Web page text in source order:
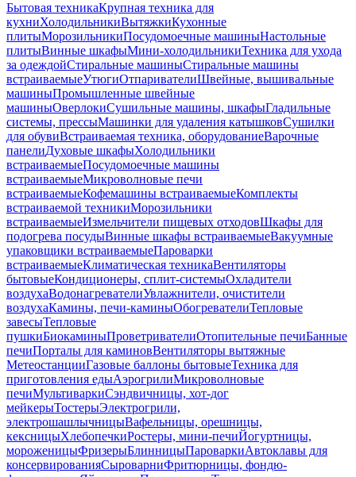
Бытовая техникаКрупная техника для
кухниХолодильникиВытяжкиКухонные
плитыМорозильникиПосудомоечные машиныНастольные
плитыВинные шкафыМини-холодильникиТехника для ухода
за одеждойСтиральные машиныСтиральные машины
встраиваемыеУтюгиОтпаривателиШвейные, вышивальные
машиныПромышленные швейные
машиныОверлокиСушильные машины, шкафыГладильные
системы, прессыМашинки для удаления катышковСушилки
для обувиВстраиваемая техника, оборудованиеВарочные
панелиДуховые шкафыХолодильники
встраиваемыеПосудомоечные машины
встраиваемыеМикроволновые печи
встраиваемыеКофемашины встраиваемыеКомплекты
встраиваемой техникиМорозильники
встраиваемыеИзмельчители пищевых отходовШкафы для
подогрева посудыВинные шкафы встраиваемыеВакуумные
упаковщики встраиваемыеПароварки
встраиваемыеКлиматическая техникаВентиляторы
бытовыеКондиционеры, сплит-системыОхладители
воздухаВодонагревателиУвлажнители, очистители
воздухаКамины, печи-каминыОбогревателиТепловые
завесыТепловые
пушкиБиокаминыПроветривателиОтопительные печиБанные
печиПорталы для каминовВентиляторы вытяжные
МетеостанцииГазовые баллоны бытовыеТехника для
приготовления едыАэрогрилиМикроволновые
печиМультиваркиСэндвичницы, хот-дог
мейкерыТостерыЭлектрогрили,
электрошашлычницыВафельницы, орешницы,
кексницыХлебопечкиРостеры, мини-печиЙогуртницы,
мороженицыФризерыБлинницыПароваркиАвтоклавы для
консервированияСыроварниФритюрницы, фондю-